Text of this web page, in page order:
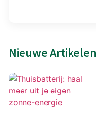
Nieuwe Artikelen